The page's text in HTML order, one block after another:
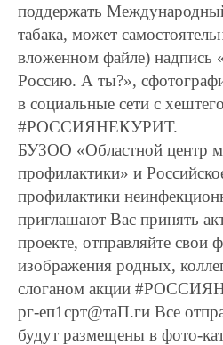
поддержать
табака, может
вложенном файле) надпись
Россию. А ты?»,
в социальные сети с
#РОССИЯНЕКУРИТ.
БУЗОО «Областной центр
профилактики» и
профилактики
приглашают Вас принять
проекте, отправляйте свои
изображения родных,
слоганом акции
рг-еп1срт@таП.ги Все
будут размещены в фото-